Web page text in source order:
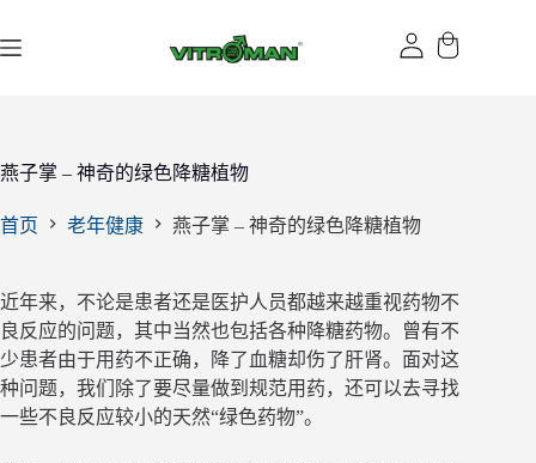
过
燕子掌 – 神奇的绿色降糖植物
首页 老年健康 燕子掌 – 神奇的绿色降糖植物
近年来，不论是患者还是医护人员都越来越重视药物不
良反应的问题，其中当然也包括各种降糖药物。曾有不
少患者由于用药不正确，降了血糖却伤了肝肾。面对这
种问题，我们除了要尽量做到规范用药，还可以去寻找
一些不良反应较小的天然“绿色药物”。